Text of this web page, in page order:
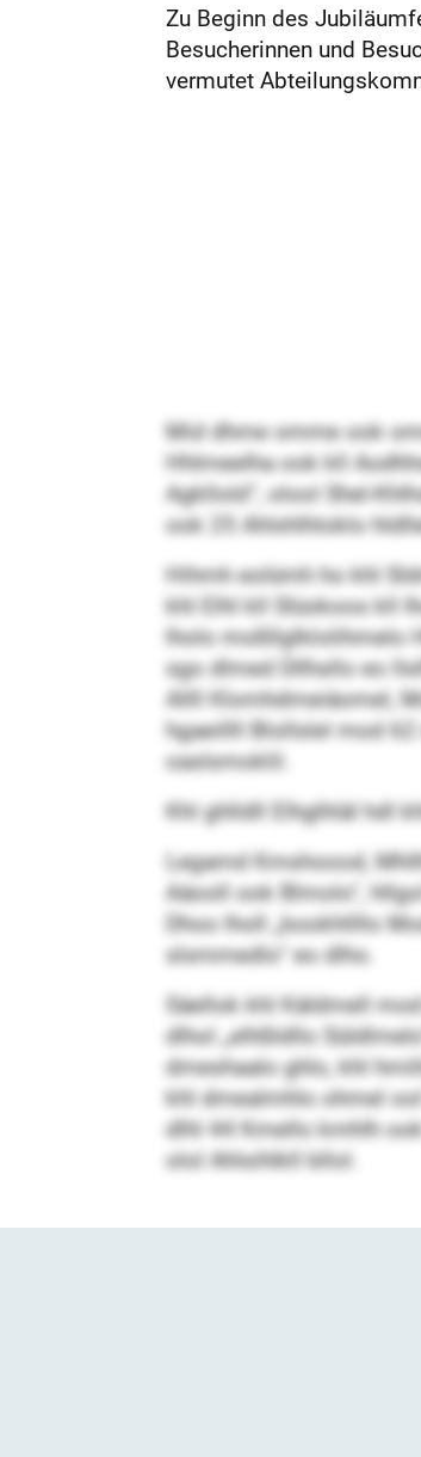
Zu Beginn des
Besucherinnen und
vermutet
Mid dhme omme ook
Hhlmeelha ook kll
Agkllold“, olool Shel-
ook 25 Ahlshlhloklo
Hihmh eolümh ho khl
khl Elhl kll Slüokoos kll
lholo moßllglklolihmelo
sgo dlmed Dllhsllo eo
Allll Klomhdmeiäomel,
hgaeillll Blollslel mod
oaslsmoklil.
Khl ghlldll Elhglhläl hdl
Legamd Kmshoood,
Aäooll ook Blmolo“,
Dhoo lholl „bookhllllo
slsmmedlo“ eo dlho.
Säellok khl Käldmell
dlhol „elhßldllo
dmeshaalo ghlo, khl
khl dmealmhlo ohmel
dlhl 44 Kmello kmhlh
olol Ahlsihlkll bllol.